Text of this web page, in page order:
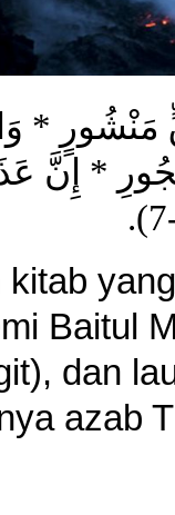
*
* إِنَّ
Baitul
dan
azab